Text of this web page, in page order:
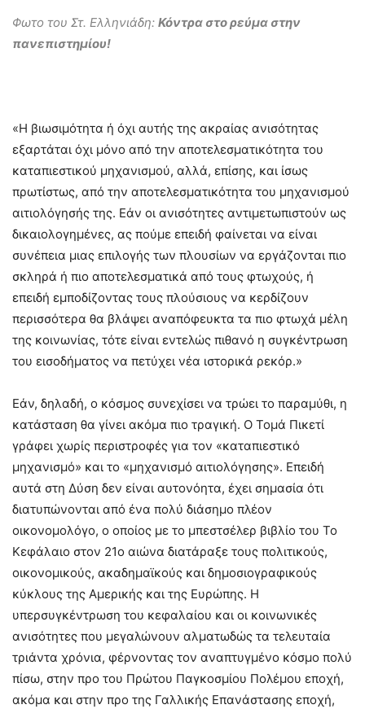
Φωτο του Στ. Ελληνιάδη: Κόντρα στο ρεύμα στην
πανεπιστημίου!
«Η βιωσιμότητα ή όχι αυτής της ακραίας ανισότητας
εξαρτάται όχι μόνο από την αποτελεσματικότητα του
καταπιεστικού μηχανισμού, αλλά, επίσης, και ίσως
πρωτίστως, από την αποτελεσματικότητα του μηχανισμού
αιτιολόγησής της. Εάν οι ανισότητες αντιμετωπιστούν ως
δικαιολογημένες, ας πούμε επειδή φαίνεται να είναι
συνέπεια μιας επιλογής των πλουσίων να εργάζονται πιο
σκληρά ή πιο αποτελεσματικά από τους φτωχούς, ή
επειδή εμποδίζοντας τους πλούσιους να κερδίζουν
περισσότερα θα βλάψει αναπόφευκτα τα πιο φτωχά μέλη
της κοινωνίας, τότε είναι εντελώς πιθανό η συγκέντρωση
του εισοδήματος να πετύχει νέα ιστορικά ρεκόρ.»
Εάν, δηλαδή, ο κόσμος συνεχίσει να τρώει το παραμύθι, η
κατάσταση θα γίνει ακόμα πιο τραγική. Ο Τομά Πικετί
γράφει χωρίς περιστροφές για τον «καταπιεστικό
μηχανισμό» και το «μηχανισμό αιτιολόγησης». Επειδή
αυτά στη Δύση δεν είναι αυτονόητα, έχει σημασία ότι
διατυπώνονται από ένα πολύ διάσημο πλέον
οικονομολόγο, ο οποίος με το μπεστσέλερ βιβλίο του Το
Κεφάλαιο στον 21ο αιώνα διατάραξε τους πολιτικούς,
οικονομικούς, ακαδημαϊκούς και δημοσιογραφικούς
κύκλους της Αμερικής και της Ευρώπης. Η
υπερσυγκέντρωση του κεφαλαίου και οι κοινωνικές
ανισότητες που μεγαλώνουν αλματωδώς τα τελευταία
τριάντα χρόνια, φέρνοντας τον αναπτυγμένο κόσμο πολύ
πίσω, στην προ του Πρώτου Παγκοσμίου Πολέμου εποχή,
ακόμα και στην προ της Γαλλικής Επανάστασης εποχή,